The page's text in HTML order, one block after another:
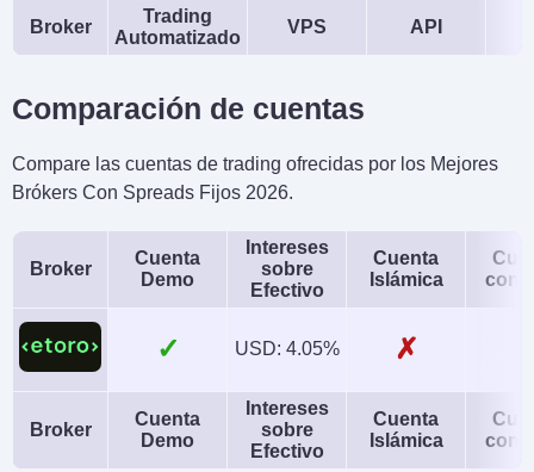
Broker
Trading
Automatizado
VPS API
Comparación de cuentas
Compare las cuentas de trading ofrecidas por los Mejores
Brókers Con Spreads Fijos 2026.
Broker
Cuenta
Demo
Intereses
sobre
Efectivo
Cuenta
Islámica
✓ USD: 4.05% ✗
Broker
Cuenta
Demo
Intereses
sobre
Efectivo
Cuenta
Islámica